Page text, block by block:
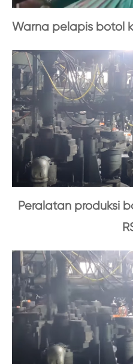
Warna pelapis botol
Peralatan produksi